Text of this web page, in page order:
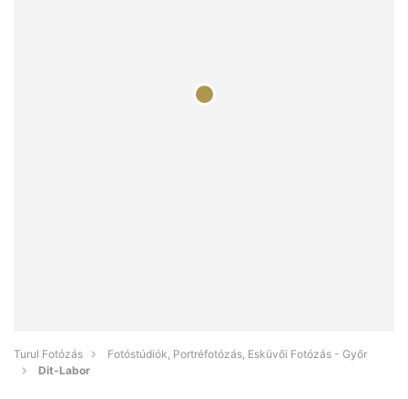
Turul Fotózás
Fotóstúdiók, Portréfotózás, Esküvői Fotózás - Győr
Dit-Labor